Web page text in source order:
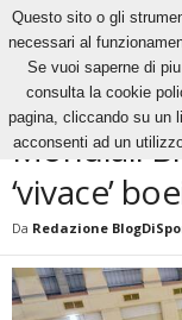
News Mondiali
NEWS
Mondiali
‘vivace’
Da Redazione
Questo sito o gli
necessari al
Se vuoi saperne di
consulta la cookie
pagina, cliccando su un
acconsenti ad un